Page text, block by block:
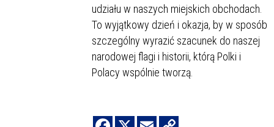
udziału w naszych miejskich obchodach.
To wyjątkowy dzień i okazja, by w sposób
szczególny wyrazić szacunek do naszej
narodowej flagi i historii, którą Polki i
Polacy wspólnie tworzą.